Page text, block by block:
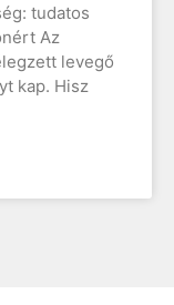
tudatos
Az
levegő
kap. Hisz